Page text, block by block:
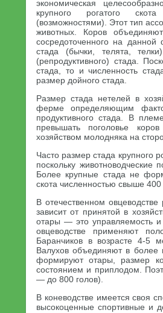
экономическая
крупного рогатого
(возможностями). Этот тип
животных. Коров
сосредоточенного на
стада (бычки, телята,
(репродуктивного) стада.
стада, то и численность
размер дойного стада.
Размер стада нетелей в
ферме определяющим
продуктивного стада. В
превышать поголовье
хозяйством молодняка на
Часто размер стада крупного
поскольку
Более крупные стада не
скота численностью свыше 400
В отечественном
зависит от принятой в
отары — это управляемость и
овцеводстве применяют
Баранчиков в возрасте 4-5
Валухов объединяют в
формируют отары, размер
состоянием и приплодом.
— до 800 голов).
В коневодстве имеется своя
высокоценные спортивные и